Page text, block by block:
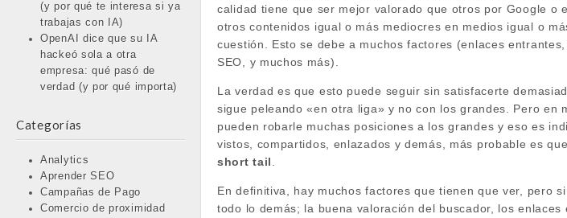
(y por qué te interesa si ya
trabajas con IA)
OpenAI dice que su IA
hackeó sola a otra
empresa: qué pasó de
verdad (y por qué importa)
Categorías
Analytics
Aprender SEO
Campañas de Pago
Comercio de proximidad
calidad tiene que ser mejor valorado que otros por Google o
otros contenidos igual o más mediocres en medios igual o
cuestión. Esto se debe a muchos factores (enlaces
SEO, y muchos más).
La verdad es que esto puede seguir sin satisfacerte
sigue peleando «en otra liga» y no con los grandes. Pero en
pueden robarle muchas posiciones a los grandes y eso es
vistos, compartidos, enlazados y demás, más probable es
short tail
En definitiva, hay muchos factores que tienen que ver, pero
todo lo demás; la buena valoración del buscador, los enlaces